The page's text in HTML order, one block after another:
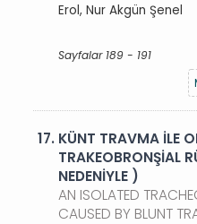
Erol, Nur Akgün Şenel
Sayfalar 189 - 191
17. KÜNT TRAVMA İLE
TRAKEOBRONŞİAL
NEDENİYLE )
AN ISOLATED
CAUSED BY BLUNT